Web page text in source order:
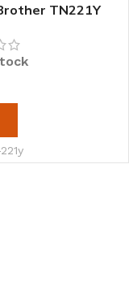
TN221Y
HL3170CDW
AL CARRITO